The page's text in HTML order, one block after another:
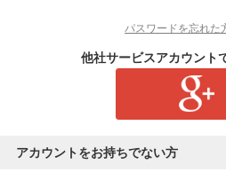
パスワードを忘れた
他社サービスアカウント
アカウントをお持ちでない方